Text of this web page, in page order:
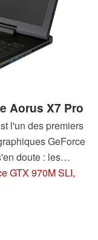
Aorus X7 Pro
l'un des premiers
GeForce
doute : les
émissions de
est-il
GTX 970M SLI,